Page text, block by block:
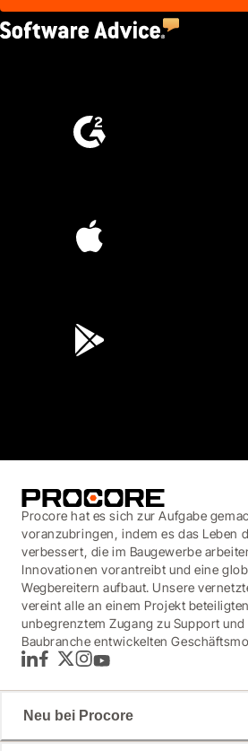
Procore hat es sich zur Aufgabe
voranzubringen, indem es das Leben
verbessert, die im Baugewerbe
Innovationen vorantreibt und eine
Wegbereitern aufbaut. Unsere
vereint alle an einem Projekt
unbegrenztem Zugang zu Support
Baubranche entwickelten
LinkedInFacebook
TwitterInstagram
YouTube
Neu bei Procore